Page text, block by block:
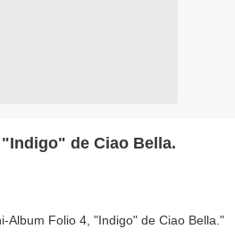
de Ciao Bella.